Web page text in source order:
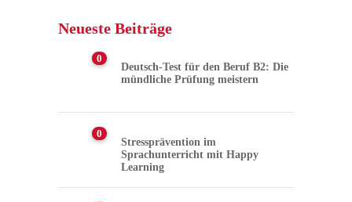
Neueste Beiträge
0
Deutsch-Test für den Beruf B2: Die
mündliche Prüfung meistern
0
Stressprävention im
Sprachunterricht mit Happy
Learning